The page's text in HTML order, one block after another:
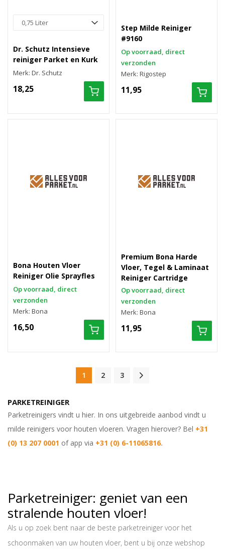
Dr. Schutz Intensieve
reiniger Parket en Kurk
Merk: Dr. Schutz
18,25
Step Milde Reiniger
#9160
Op voorraad, direct
verzonden
Merk: Rigostep
11,95
Bona Houten Vloer
Reiniger Olie Sprayfles
Op voorraad, direct
verzonden
Merk: Bona
16,50
Premium Bona Harde
Vloer, Tegel & Laminaat
Reiniger Cartridge
Op voorraad, direct
verzonden
Merk: Bona
11,95
1 2 3
PARKETREINIGER
Parketreinigers vindt u hier. In ons uitgebreide aanbod vindt u
milde reinigers voor houten vloeren. Vragen hierover? Bel +31
(0) 13 207 0001 of app via +31 (0) 6-11065816.
Parketreiniger: geniet van een
stralende houten vloer!
Als u op zoek bent naar de beste parketreiniger voor het
schoonmaken van uw houten vloer, bent u bij onze webshop